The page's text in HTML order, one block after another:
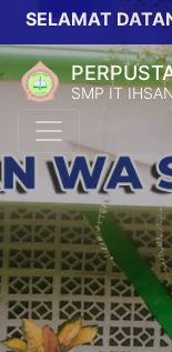
DATANG
SMP IT